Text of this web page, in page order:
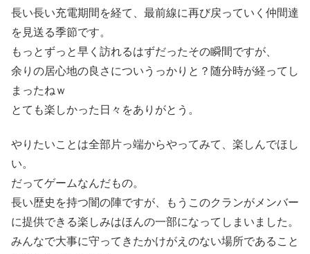
長い長い充電期間を経て、最前線に再び戻っていく仲間達
を見送る季節です。
もっとずっと早く訪れるはずだったその瞬間ですが、
余りの居心地の良さについうっかりと？随分時が経ってし
まったねｗ
とても楽しかった日々をありがとう。
やりたいことは全部片っ端からやってみて、楽しんでほし
い。
だってゲームなんだもの。
長い歴史を持つ闇の陣ですが、もうこのクランがメンバー
に提供できる楽しみはほんの一部になってしまいました。
みんなで大事に守ってきたかけがえのない場所であること